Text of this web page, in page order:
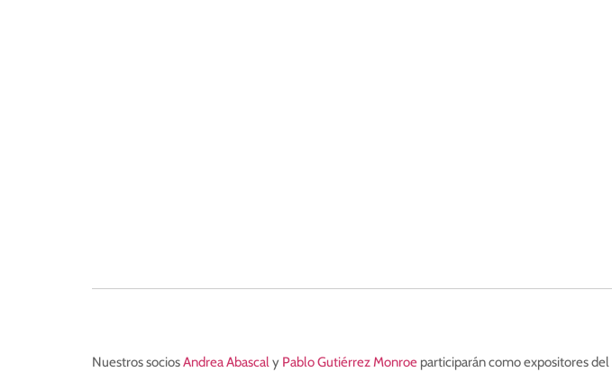
Nuestros sociosAndrea Abascaly Pablo Gutiérrez Monroe participarán como expositores del